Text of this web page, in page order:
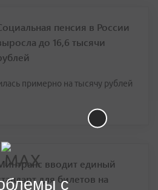
пенсия в России
до 16,6 тысячи
примерно на тысячу рублей
вводит единый
для билетов на
с